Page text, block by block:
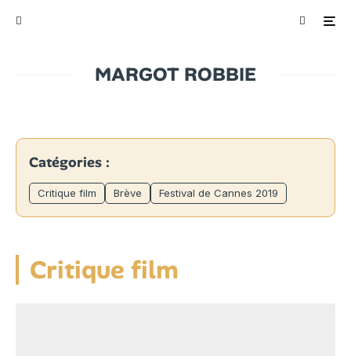
MARGOT ROBBIE
Catégories :
Critique film Brève Festival de Cannes 2019
Critique film